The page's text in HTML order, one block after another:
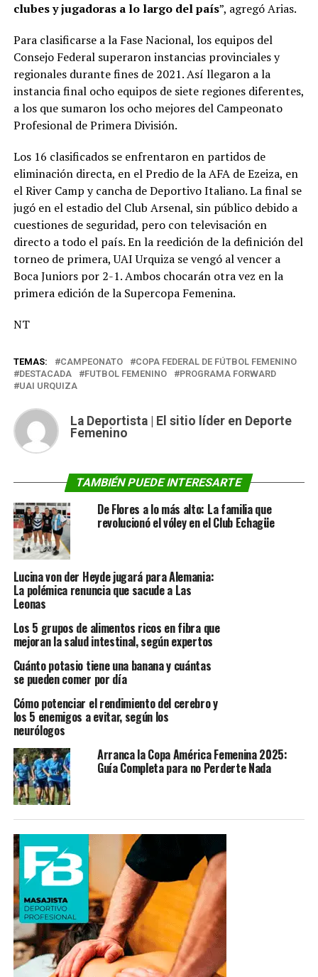
clubes y jugadoras a lo largo del país”, agregó Arias.
Para clasificarse a la Fase Nacional, los equipos del
Consejo Federal superaron instancias provinciales y
regionales durante fines de 2021. Así llegaron a la
instancia final ocho equipos de siete regiones diferentes,
a los que sumaron los ocho mejores del Campeonato
Profesional de Primera División.
Los 16 clasificados se enfrentaron en partidos de
eliminación directa, en el Predio de la AFA de Ezeiza, en
el River Camp y cancha de Deportivo Italiano. La final se
jugó en el estadio del Club Arsenal, sin público debido a
cuestiones de seguridad, pero con televisación en
directo a todo el país. En la reedición de la definición del
torneo de primera, UAI Urquiza se vengó al vencer a
Boca Juniors por 2-1. Ambos chocarán otra vez en la
primera edición de la Supercopa Femenina.
NT
TEMAS: CAMPEONATO
COPA FEDERAL DE FÚTBOL FEMENINO
DESTACADA
FUTBOL FEMENINO
PROGRAMA FORWARD
UAI URQUIZA
La Deportista | El sitio líder en Deporte
Femenino
TAMBIÉN PUEDE INTERESARTE
De Flores a lo más alto: La familia que
revolucionó el vóley en el Club Echagüe
Lucina von der Heyde jugará para Alemania:
La polémica renuncia que sacude a Las
Leonas
Los 5 grupos de alimentos ricos en fibra que
mejoran la salud intestinal, según expertos
Cuánto potasio tiene una banana y cuántas
se pueden comer por día
Cómo potenciar el rendimiento del cerebro y
los 5 enemigos a evitar, según los
neurólogos
Arranca la Copa América Femenina 2025:
Guía Completa para no Perderte Nada